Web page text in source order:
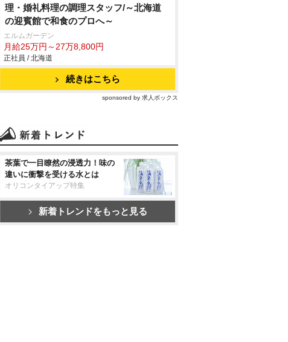
理・婚礼料理の調理スタッフ/～北海道
の迎賓館で和食のプロへ～
エルムガーデン
月給25万円～27万8,800円
正社員 / 北海道
続きはこちら
sponsored by 求人ボックス
茶葉で一目瞭然の浸透力！味の
違いに衝撃を受ける水とは
オリコンタイアップ特集
新着トレンドをもっと見る